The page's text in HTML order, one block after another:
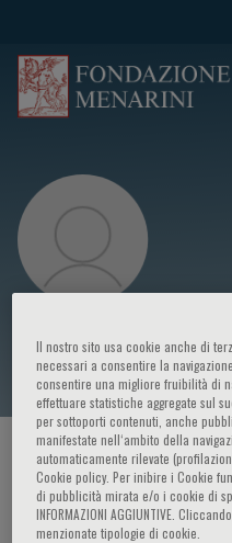
Pascale Pollier
HOME PAGE / CURSOS Y
Il nostro sito usa cookie anche di
necessari a consentire la
consentire una migliore fruibilità di
effettuare statistiche aggregate sul
per sottoporti contenuti, anche
manifestate nell‘ambito della
automaticamente rilevate
Cookie policy. Per inibire i Cookie
di pubblicità mirata e/o i cookie di
INFORMAZIONI AGGIUNTIVE.
menzionate tipologie di cookie.